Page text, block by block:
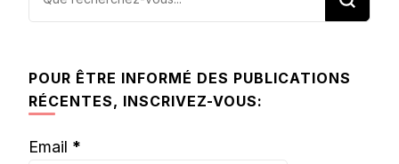
POUR ÊTRE INFORMÉ DES PUBLICATIONS
RÉCENTES, INSCRIVEZ-VOUS:
Email *